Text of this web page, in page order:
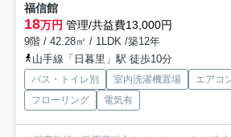
福信館
18万円 管理/共益費13,000円
9階 / 42.28㎡ / 1LDK /築12年
山手線「日暮里」駅 徒歩10分
バス・トイレ別 室内洗濯機置場 エアコ
フローリング
電気有